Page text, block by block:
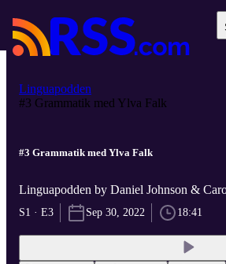
Linguapodden
#3 Grammatik med Ylva Falk
#3 Grammatik med Ylva Falk
Linguapodden by Daniel Johnson &
S1 · E3 Sep 30, 2022 18:41